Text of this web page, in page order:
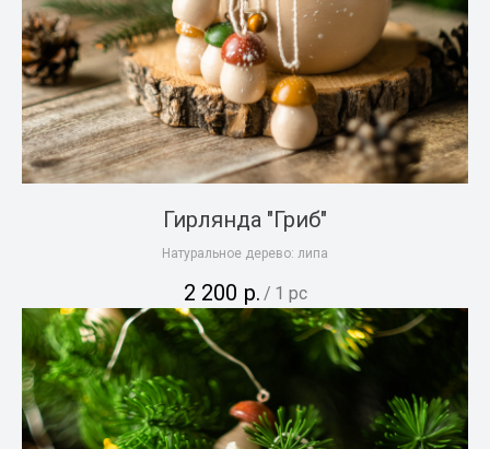
Гирлянда "Гриб"
Натуральное дерево: липа
2 200 р. / 1 pc